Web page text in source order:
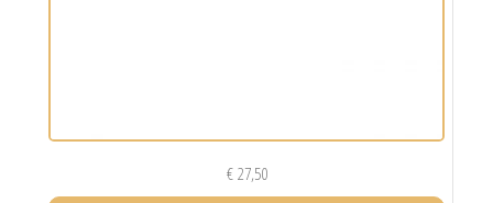
€27,50